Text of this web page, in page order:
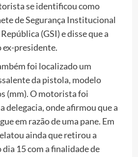
se identificou como
de Segurança Institucional
(GSI) e disse que a
ex-presidente.
foi localizado um
da pistola, modelo
(mm). O motorista foi
delegacia, onde afirmou que a
em razão de uma pane. Em
ainda que retirou a
15 com a finalidade de